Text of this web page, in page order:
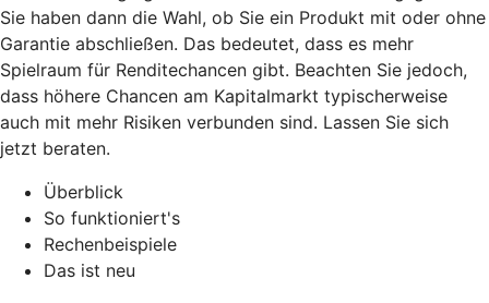
Sie haben dann die Wahl, ob Sie ein Produkt mit oder ohne
Garantie abschließen. Das bedeutet, dass es mehr
Spielraum für Renditechancen gibt. Beachten Sie jedoch,
dass höhere Chancen am Kapitalmarkt typischerweise
auch mit mehr Risiken verbunden sind. Lassen Sie sich
jetzt beraten.
Überblick
So funktioniert's
Rechenbeispiele
Das ist neu